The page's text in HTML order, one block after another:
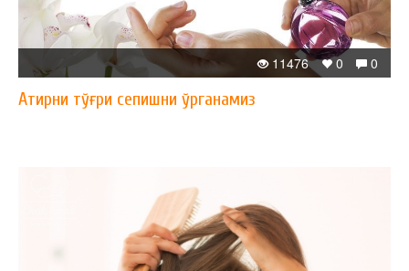
0
0
11476
Атирни тўғри сепишни ўрганамиз